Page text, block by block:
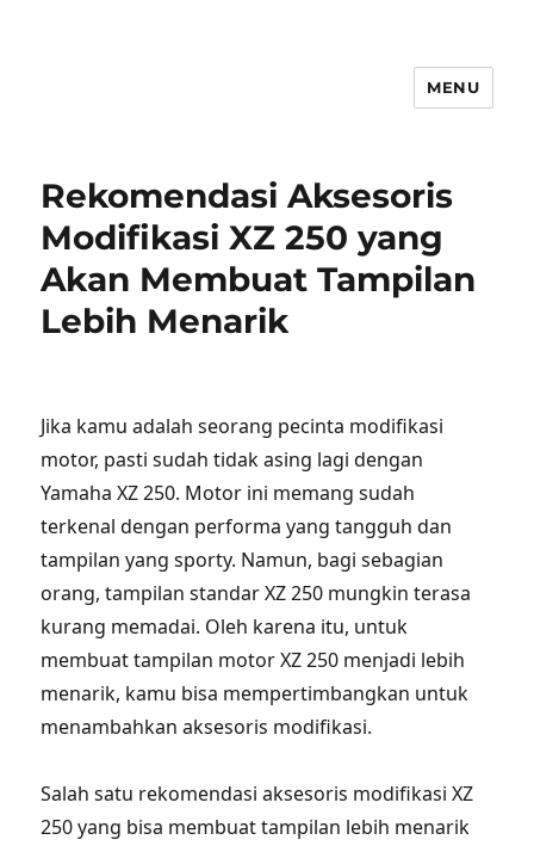
MENU
Rekomendasi Aksesoris
Modifikasi XZ 250 yang
Akan Membuat Tampilan
Lebih Menarik
Jika kamu adalah seorang pecinta modifikasi
motor, pasti sudah tidak asing lagi dengan
Yamaha XZ 250. Motor ini memang sudah
terkenal dengan performa yang tangguh dan
tampilan yang sporty. Namun, bagi sebagian
orang, tampilan standar XZ 250 mungkin terasa
kurang memadai. Oleh karena itu, untuk
membuat tampilan motor XZ 250 menjadi lebih
menarik, kamu bisa mempertimbangkan untuk
menambahkan aksesoris modifikasi.
Salah satu rekomendasi aksesoris modifikasi XZ
250 yang bisa membuat tampilan lebih menarik